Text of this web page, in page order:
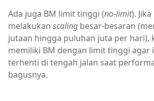
Ada juga BM limit tinggi (no-limit).
melakukan scaling besar-besaran
jutaan hingga puluhan juta per hari),
memiliki BM dengan limit tinggi agar
terhenti di tengah jalan saat
bagusnya.